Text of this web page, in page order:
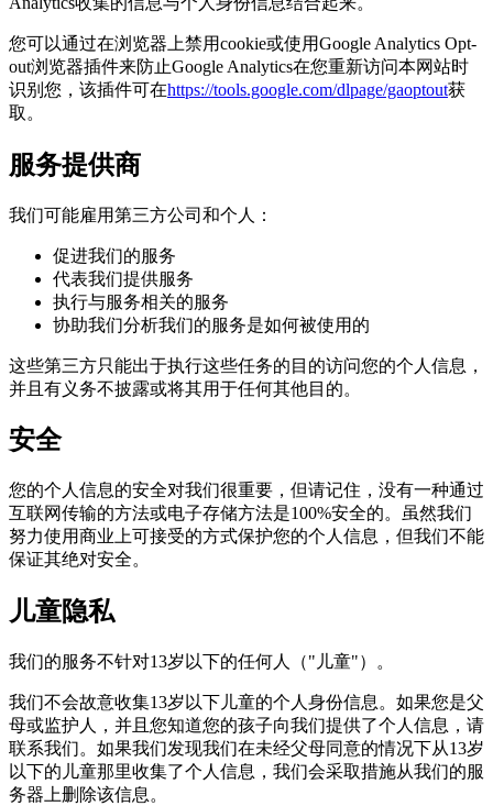
您可以通过在浏览器上禁用cookie或使用Google Analytics Opt-
out浏览器插件来防止Google Analytics在您重新访问本网站时
识别您，该插件可在https://tools.google.com/dlpage/gaoptout获
取。
服务提供商
我们可能雇用第三方公司和个人：
促进我们的服务
代表我们提供服务
执行与服务相关的服务
协助我们分析我们的服务是如何被使用的
这些第三方只能出于执行这些任务的目的访问您的个人信息，
并且有义务不披露或将其用于任何其他目的。
安全
您的个人信息的安全对我们很重要，但请记住，没有一种通过
互联网传输的方法或电子存储方法是100%安全的。虽然我们
努力使用商业上可接受的方式保护您的个人信息，但我们不能
保证其绝对安全。
儿童隐私
我们的服务不针对13岁以下的任何人（"儿童"）。
我们不会故意收集13岁以下儿童的个人身份信息。如果您是父
母或监护人，并且您知道您的孩子向我们提供了个人信息，请
联系我们。如果我们发现我们在未经父母同意的情况下从13岁
以下的儿童那里收集了个人信息，我们会采取措施从我们的服
务器上删除该信息。